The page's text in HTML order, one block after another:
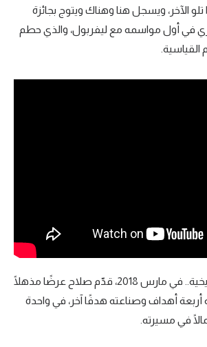
الآخر، ويسجل هنا وهناك ويتوج بجائزة
في أول مواسمه مع ليفربول، والذي حطم
القياسية.
2. رباعية واتفورد التاريخية.. في مارس 2018، قدّم صلاح عرضًا مذهلًا
أربعة أهداف وصناعته هدفًا آخر، في واحدة
في مسيرته.